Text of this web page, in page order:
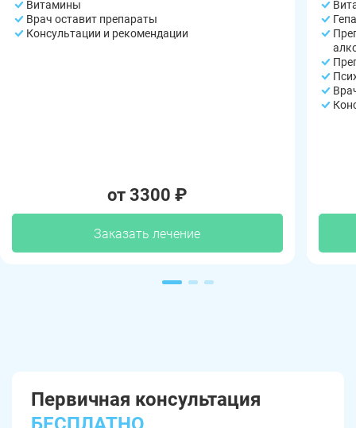
Витамины
Врач оставит препараты
Консультации и рекомендации
от 3300 ₽
Заказать лечение
Первичная консультация